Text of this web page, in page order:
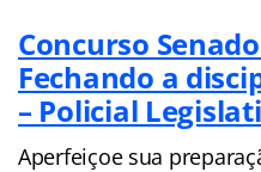
Concurso
Fechando a
– Policial
Aperfeiçoe sua